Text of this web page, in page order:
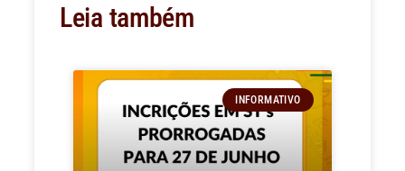
Leia também
INFORMATIVO